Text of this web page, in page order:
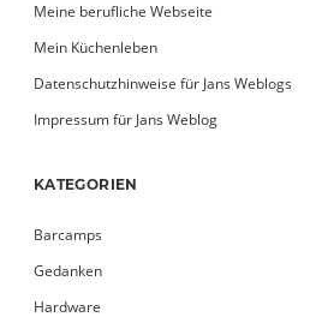
Meine berufliche Webseite
Mein Küchenleben
Datenschutzhinweise für Jans Weblogs
Impressum für Jans Weblog
KATEGORIEN
Barcamps
Gedanken
Hardware